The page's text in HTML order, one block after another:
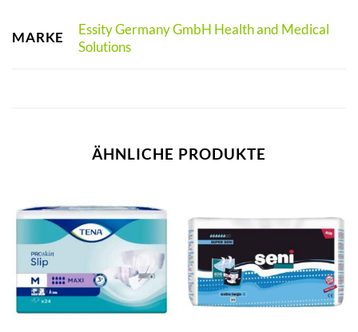
MARKE
Essity Germany GmbH Health and Medical
Solutions
ÄHNLICHE PRODUKTE